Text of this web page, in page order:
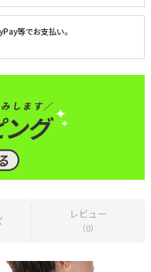
等でお支払い。
レビュー
（0）